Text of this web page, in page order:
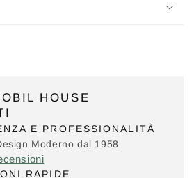
HOUSE
E PROFESSIONALITÀ
Moderno dal 1958
RAPIDE